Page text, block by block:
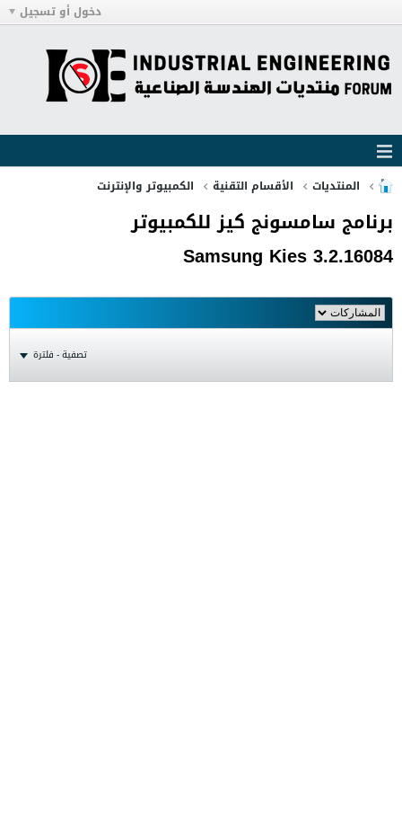
دخول أو تسجيل
المنتديات الأقسام التقنية الكمبيوتر والإنترنت
برنامج سامسونج كيز للكمبيوتر
Samsung Kies 3.2.16084
تصفية - فلترة